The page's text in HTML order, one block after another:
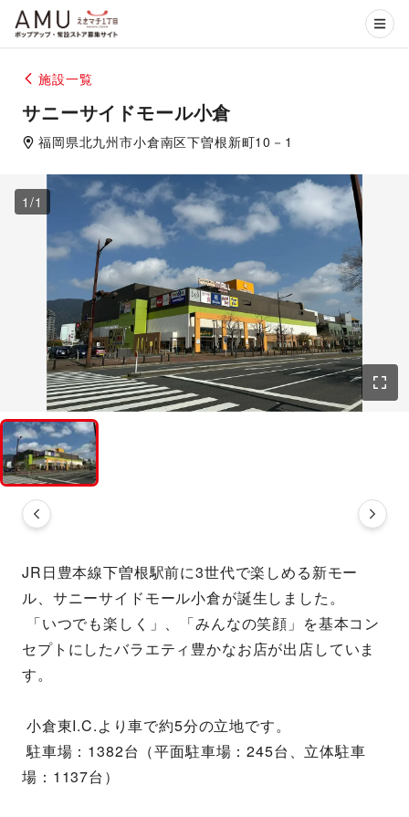
施設一覧
サニーサイドモール小倉
福岡県北九州市小倉南区下曽根新町10－1
1 /1
JR日豊本線下曽根駅前に3世代で楽しめる新モー
ル、サニーサイドモール小倉が誕生しました。
セプトにしたバラエティ豊かなお店が出店していま
す。
小倉東I.C.より車で約5分の立地です。
駐車場：1382台（平面駐車場：245台、立体駐車
場：1137台）